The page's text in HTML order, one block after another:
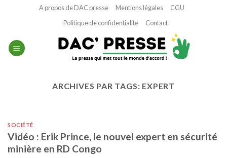
A propos de DAC presse Mentions légales
CGU
Politique de confidentialité
Contact
ARCHIVES PAR TAGS: EXPERT
SOCIÉTÉ
Vidéo : Erik Prince, le nouvel expert en sécurité
minière en RD Congo